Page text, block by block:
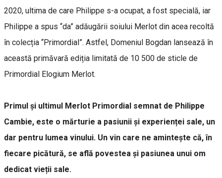
2020, ultima de care Philippe s-a ocupat, a fost specială, iar
Philippe a spus “da” adăugării soiului Merlot din acea recoltă
în colecția “Primordial”. Astfel, Domeniul Bogdan lansează în
această primăvară ediția limitată de 10 500 de sticle de
Primordial Elogium Merlot.
Primul și ultimul Merlot Primordial semnat de Philippe
Cambie, este o mărturie a pasiunii și experienței sale, un
dar pentru lumea vinului. Un vin care ne amintește că, în
fiecare picătură, se află povestea și pasiunea unui om
dedicat vieții sale.